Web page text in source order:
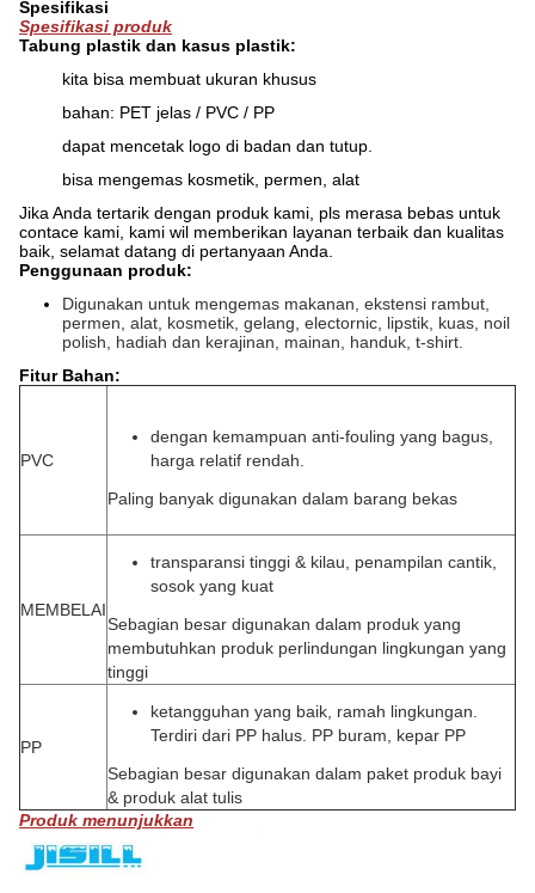
Spesifikasi
Spesifikasi produk
Tabung plastik dan kasus plastik:
kita bisa membuat ukuran khusus
bahan: PET jelas / PVC / PP
dapat mencetak logo di badan dan tutup.
bisa mengemas kosmetik, permen, alat
Jika Anda tertarik dengan produk kami, pls merasa bebas untuk
contace kami, kami wil memberikan layanan terbaik dan kualitas
baik, selamat datang di pertanyaan Anda.
Penggunaan produk:
Digunakan untuk mengemas makanan, ekstensi rambut,
permen, alat, kosmetik, gelang, electornic, lipstik, kuas, noil
polish, hadiah dan kerajinan, mainan, handuk, t-shirt.
Fitur Bahan:
PVC
dengan kemampuan anti-fouling yang bagus,
harga relatif rendah.
Paling banyak digunakan dalam barang bekas
MEMBELAI
transparansi tinggi & kilau, penampilan cantik,
sosok yang kuat
Sebagian besar digunakan dalam produk yang
membutuhkan produk perlindungan lingkungan yang
tinggi
PP
ketangguhan yang baik, ramah lingkungan.
Terdiri dari PP halus. PP buram, kepar PP
Sebagian besar digunakan dalam paket produk bayi
& produk alat tulis
Produk menunjukkan